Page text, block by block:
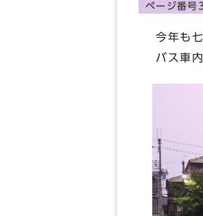
ページ番
今年も
バス車